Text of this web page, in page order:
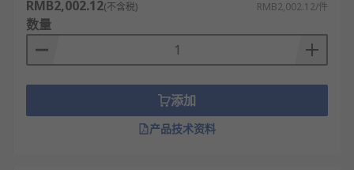
RMB2,002.12(不含税) RMB2,002.12/件
数量
添加
产品技术资料